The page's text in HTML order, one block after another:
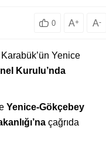
0 A+ A-
Karabük’ün Yenice
Kurulu’nda
Yenice-Gökçebey
çağrıda